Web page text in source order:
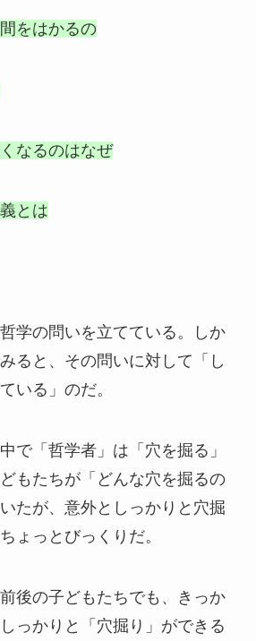
をはかるの
なるのはなぜ
とは
学の問いを立てている。しか
ると、その問いに対して「し
いる」のだ。
で「哲学者」は「穴を掘る」
もたちが「どんな穴を掘るの
たが、意外としっかりと穴掘
ょっとびっくりだ。
後の子どもたちでも、きっか
っかりと「穴掘り」ができる